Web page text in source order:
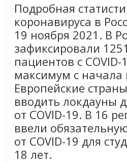
Подробная
коронавируса в
19 ноября 2021. В
зафиксировали
пациентов с COVID-
максимум с
Европейские
вводить локдауны
от COVID-19. В 16
ввели
от COVID-19 для
18 лет.